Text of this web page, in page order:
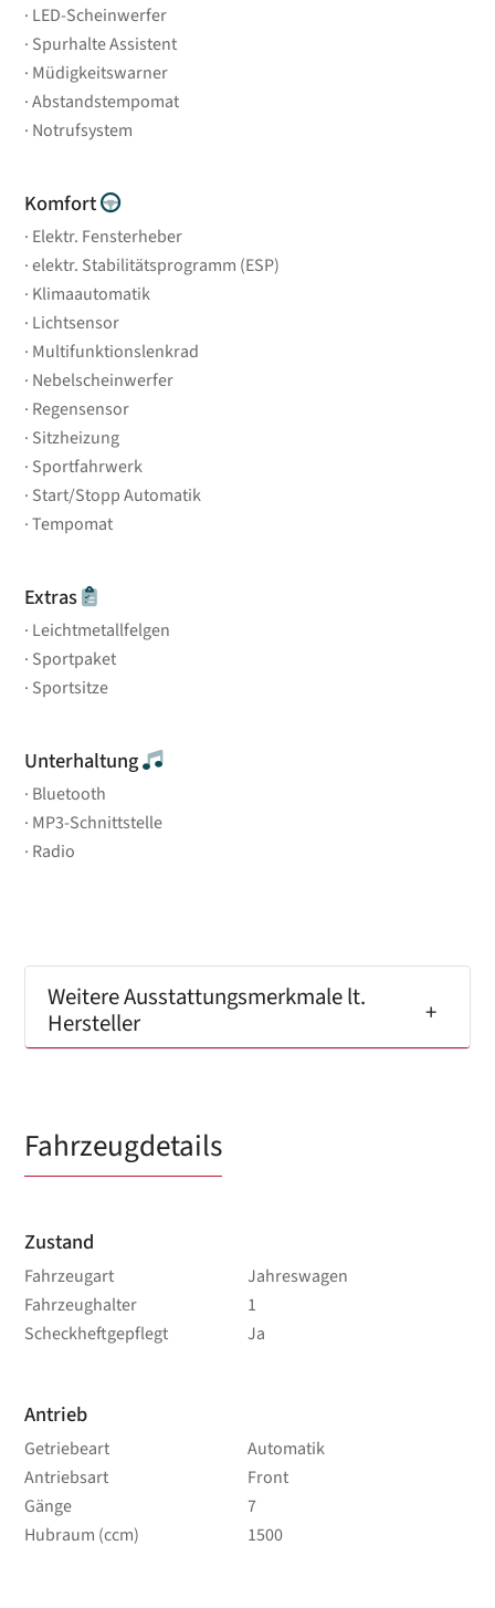
LED-Scheinwerfer
Spurhalte Assistent
Müdigkeitswarner
Abstandstempomat
Notrufsystem
Komfort
Elektr. Fensterheber
elektr. Stabilitätsprogramm (ESP)
Klimaautomatik
Lichtsensor
Multifunktionslenkrad
Nebelscheinwerfer
Regensensor
Sitzheizung
Sportfahrwerk
Start/Stopp Automatik
Tempomat
Extras
Leichtmetallfelgen
Sportpaket
Sportsitze
Unterhaltung
Bluetooth
MP3-Schnittstelle
Radio
Weitere Ausstattungsmerkmale lt.
Hersteller
Fahrzeugdetails
Zustand
Fahrzeugart
Jahreswagen
Fahrzeughalter
1
Scheckheftgepflegt
Ja
Antrieb
Getriebeart
Automatik
Antriebsart
Front
Gänge
7
Hubraum (ccm)
1500